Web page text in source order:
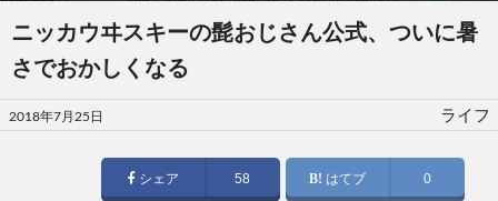
ニッカウヰスキーの髭おじさん公式、ついに暑
さでおかしくなる
投
稿
2018年7月25日 ライフ
シェア 58 はてブ 0